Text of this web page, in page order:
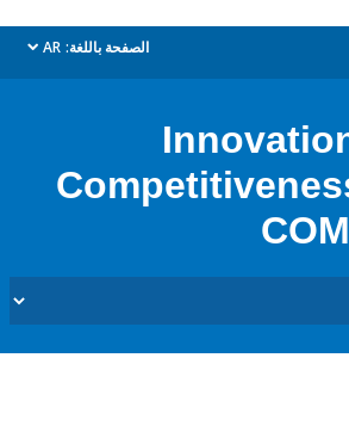
الصفحة باللغة: AR
dropdown